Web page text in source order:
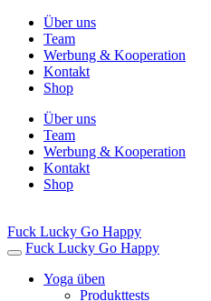
Über uns
Team
Werbung & Kooperation
Kontakt
Shop
Über uns
Team
Werbung & Kooperation
Kontakt
Shop
Fuck Lucky Go Happy
Fuck Lucky Go Happy
Yoga üben
Produkttests